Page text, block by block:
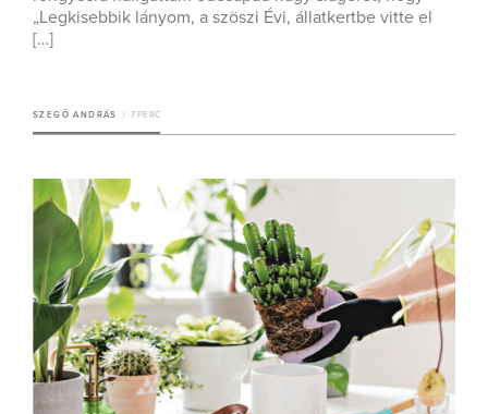
„Legkisebbik lányom, a szöszi Évi, állatkertbe vitte el
[…]
SZEGŐ ANDRÁS 7 PERC